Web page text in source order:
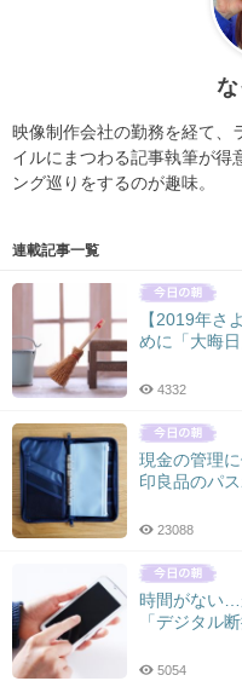
映像制作会社の勤務を経て、
イルにまつわる記事執筆が得
ング巡りをするのが趣味。
連載記事一覧
【2019年さ
めに「大晦
4332
現金の管理
印良品のパ
23088
時間がない…
「デジタル断
5054